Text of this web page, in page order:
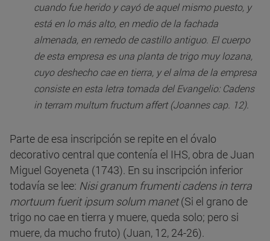
cuando fue herido y cayó de aquel mismo puesto, y
está en lo más alto, en medio de la fachada
almenada, en remedo de castillo antiguo. El cuerpo
de esta empresa es una planta de trigo muy lozana,
cuyo deshecho cae en tierra, y el alma de la empresa
consiste en esta letra tomada del Evangelio: Cadens
in terram multum fructum affert (Joannes cap. 12).
Parte de esa inscripción se repite en el óvalo
decorativo central que contenía el IHS, obra de Juan
Miguel Goyeneta (1743). En su inscripción inferior
todavía se lee: Nisi granum frumenti cadens in terra
mortuum fuerit ipsum solum manet(Si el grano de
trigo no cae en tierra y muere, queda solo; pero si
muere, da mucho fruto) (Juan, 12, 24-26).